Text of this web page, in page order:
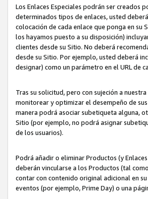
Los Enlaces Especiales podrán ser
determinados tipos de enlaces, usted
colocación de cada enlace que ponga en su
los hayamos puesto a su disposición)
clientes desde su Sitio. No deberá
desde su Sitio. Por ejemplo, usted deberá
designar) como un parámetro en el URL de
Tras su solicitud, pero con sujeción a
monitorear y optimizar el desempeño de
manera podrá asociar subetiqueta alguna,
Sitio (por ejemplo, no podrá asignar
de los usuarios).
Podrá añadir o eliminar Productos (y
deberán vincularse a los Productos (tal
contar con contenido original adicional en
eventos (por ejemplo, Prime Day) o una